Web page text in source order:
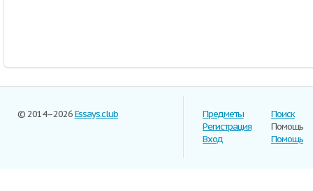
© 2014–2026Essays.club
Предметы
Регистрация
Вход
Поиск
Помощь
Помощь